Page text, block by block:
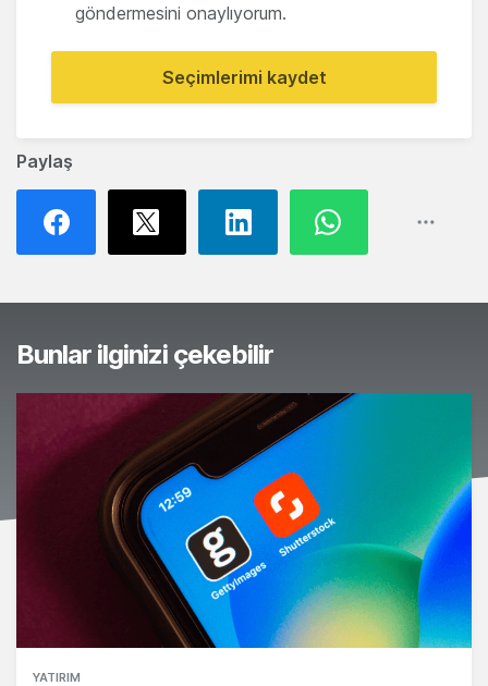
Paylaş
göndermesini onaylıyorum.
Seçimlerimi kaydet
Bunlar ilginizi çekebilir
YATIRIM